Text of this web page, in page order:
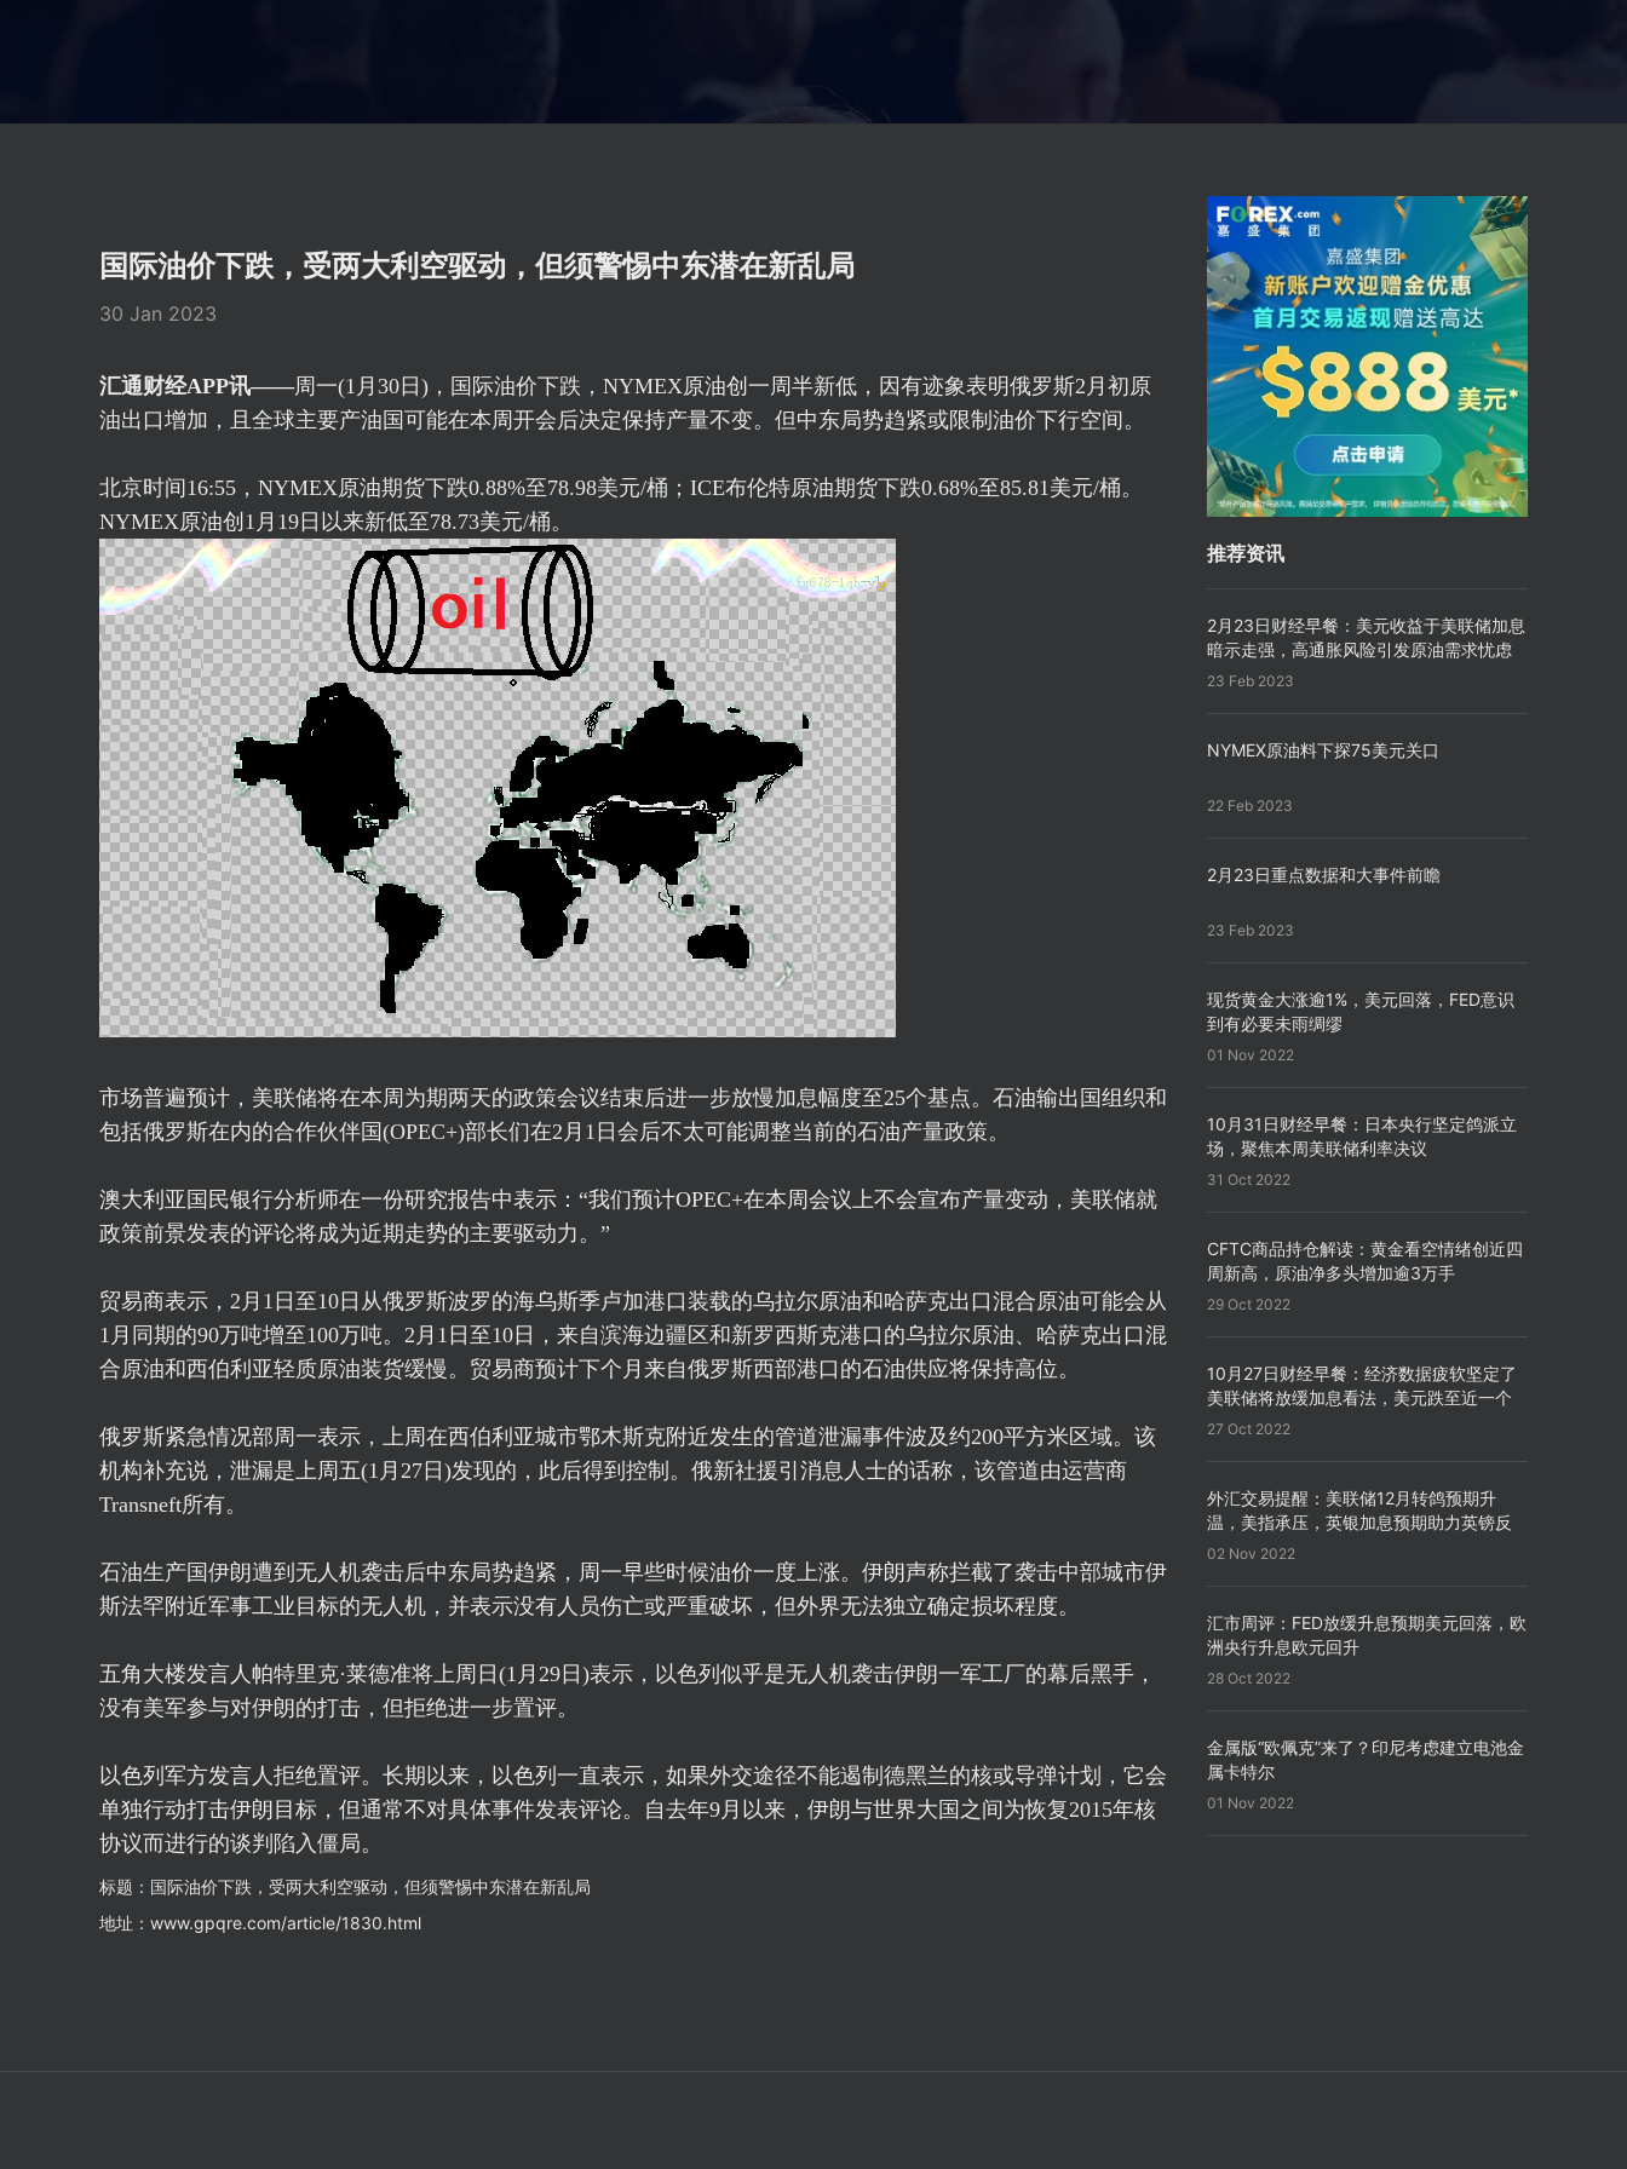
国际油价下跌，受两大利空驱动，但须警惕中东潜在新乱局
30 Jan 2023
汇通财经APP讯——周一(1月30日)，国际油价下跌，NYMEX原油创一周半新低，因有迹象表明俄罗斯2月初原
油出口增加，且全球主要产油国可能在本周开会后决定保持产量不变。但中东局势趋紧或限制油价下行空间。
北京时间16:55，NYMEX原油期货下跌0.88%至78.98美元/桶；ICE布伦特原油期货下跌0.68%至85.81美元/桶。
NYMEX原油创1月19日以来新低至78.73美元/桶。
市场普遍预计，美联储将在本周为期两天的政策会议结束后进一步放慢加息幅度至25个基点。石油输出国组织和
包括俄罗斯在内的合作伙伴国(OPEC+)部长们在2月1日会后不太可能调整当前的石油产量政策。
澳大利亚国民银行分析师在一份研究报告中表示：“我们预计OPEC+在本周会议上不会宣布产量变动，美联储就
政策前景发表的评论将成为近期走势的主要驱动力。”
贸易商表示，2月1日至10日从俄罗斯波罗的海乌斯季卢加港口装载的乌拉尔原油和哈萨克出口混合原油可能会从
1月同期的90万吨增至100万吨。2月1日至10日，来自滨海边疆区和新罗西斯克港口的乌拉尔原油、哈萨克出口混
合原油和西伯利亚轻质原油装货缓慢。贸易商预计下个月来自俄罗斯西部港口的石油供应将保持高位。
俄罗斯紧急情况部周一表示，上周在西伯利亚城市鄂木斯克附近发生的管道泄漏事件波及约200平方米区域。该
机构补充说，泄漏是上周五(1月27日)发现的，此后得到控制。俄新社援引消息人士的话称，该管道由运营商
Transneft所有。
石油生产国伊朗遭到无人机袭击后中东局势趋紧，周一早些时候油价一度上涨。伊朗声称拦截了袭击中部城市伊
斯法罕附近军事工业目标的无人机，并表示没有人员伤亡或严重破坏，但外界无法独立确定损坏程度。
五角大楼发言人帕特里克·莱德准将上周日(1月29日)表示，以色列似乎是无人机袭击伊朗一军工厂的幕后黑手，
没有美军参与对伊朗的打击，但拒绝进一步置评。
以色列军方发言人拒绝置评。长期以来，以色列一直表示，如果外交途径不能遏制德黑兰的核或导弹计划，它会
单独行动打击伊朗目标，但通常不对具体事件发表评论。自去年9月以来，伊朗与世界大国之间为恢复2015年核
协议而进行的谈判陷入僵局。
标题：国际油价下跌，受两大利空驱动，但须警惕中东潜在新乱局
地址：www.gpqre.com/article/1830.html
推荐资讯
2月23日财经早餐：美元收益于美联储加息
暗示走强，高通胀风险引发原油需求忧虑
23 Feb 2023
NYMEX原油料下探75美元关口
22 Feb 2023
2月23日重点数据和大事件前瞻
23 Feb 2023
现货黄金大涨逾1%，美元回落，FED意识
到有必要未雨绸缪
01 Nov 2022
10月31日财经早餐：日本央行坚定鸽派立
场，聚焦本周美联储利率决议
31 Oct 2022
CFTC商品持仓解读：黄金看空情绪创近四
周新高，原油净多头增加逾3万手
29 Oct 2022
10月27日财经早餐：经济数据疲软坚定了
美联储将放缓加息看法，美元跌至近一个
月来新低
27 Oct 2022
外汇交易提醒：美联储12月转鸽预期升
温，美指承压，英银加息预期助力英镑反
弹
02 Nov 2022
汇市周评：FED放缓升息预期美元回落，欧
洲央行升息欧元回升
28 Oct 2022
金属版“欧佩克”来了？印尼考虑建立电池金
属卡特尔
01 Nov 2022